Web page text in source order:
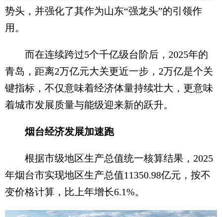
势头，并强化了其作为山东“强龙头”的引领作
用。
而在连续跨过5个千亿级台阶后，2025年的
青岛，距离2万亿元大关更近一步，2万亿是个关
键指标，不仅意味着经济体量持续壮大，更意味
着城市发展质量与能级迎来新的跃升。
烟台经济发展加速跑
根据市级地区生产总值统一核算结果，2025
年烟台市实现地区生产总值11350.98亿元，按不
变价格计算，比上年增长6.1%。